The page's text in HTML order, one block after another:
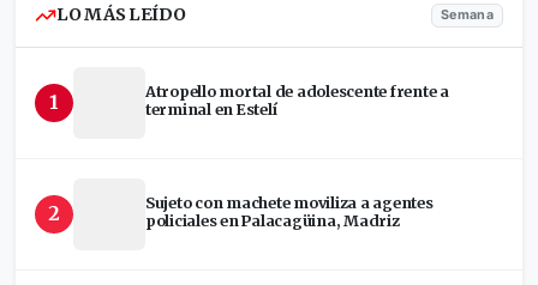
LO MÁS LEÍDO Semana
1
Atropello mortal de adolescente frente a
terminal en Estelí
2
Sujeto con machete moviliza a agentes
policiales en Palacagüina, Madriz